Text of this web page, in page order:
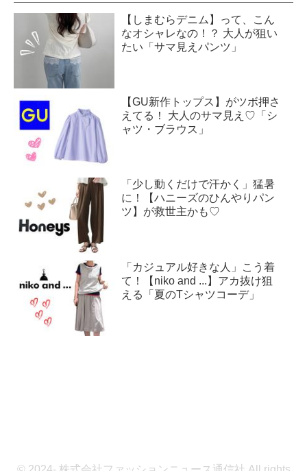
【しまむらデニム】って、こん
なオシャレなの！？ 大人が狙い
たい「サマ見えパンツ」
【GU新作トップス】がツボ押さ
えてる！ 大人のサマ見え♡「シ
ャツ・ブラウス」
「少し動くだけで汗かく」猛暑
に！【ハニーズのひんやりパン
ツ】が救世主かも♡
「カジュアル好きな人」こう着
て！【niko and ...】アカ抜け狙
える「夏のTシャツコーデ」